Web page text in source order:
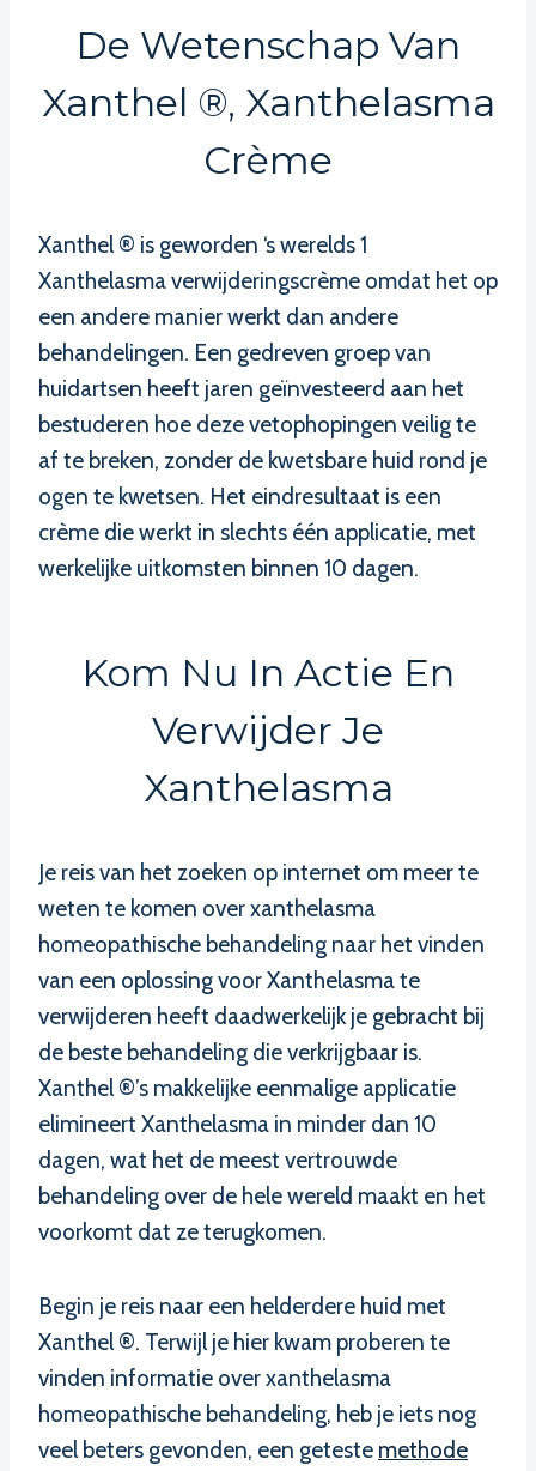
De Wetenschap Van
Xanthel ®, Xanthelasma
Crème
Xanthel ® is geworden ‘s werelds 1
Xanthelasma verwijderingscrème omdat het op
een andere manier werkt dan andere
behandelingen. Een gedreven groep van
huidartsen heeft jaren geïnvesteerd aan het
bestuderen hoe deze vetophopingen veilig te
af te breken, zonder de kwetsbare huid rond je
ogen te kwetsen. Het eindresultaat is een
crème die werkt in slechts één applicatie, met
werkelijke uitkomsten binnen 10 dagen.
Kom Nu In Actie En
Verwijder Je
Xanthelasma
Je reis van het zoeken op internet om meer te
weten te komen over xanthelasma
homeopathische behandeling naar het vinden
van een oplossing voor Xanthelasma te
verwijderen heeft daadwerkelijk je gebracht bij
de beste behandeling die verkrijgbaar is.
Xanthel ®’s makkelijke eenmalige applicatie
elimineert Xanthelasma in minder dan 10
dagen, wat het de meest vertrouwde
behandeling over de hele wereld maakt en het
voorkomt dat ze terugkomen.
Begin je reis naar een helderdere huid met
Xanthel ®. Terwijl je hier kwam proberen te
vinden informatie over xanthelasma
homeopathische behandeling, heb je iets nog
veel beters gevonden, een geteste methode